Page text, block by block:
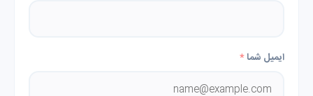
ایمیل شما*